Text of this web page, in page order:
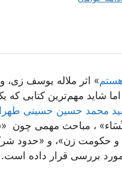
» اثر ملاله یوسف زی،
شاید مهم‌ترین کتابی که
محمد حسین حسینی
، مباحث مهمی چون
حکومت زن»، و «حدود
بررسی قرار داده است.